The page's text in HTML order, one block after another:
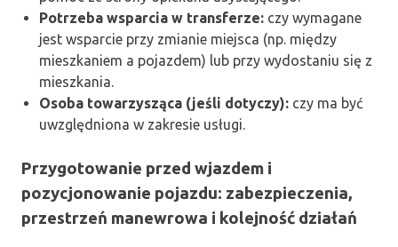
Potrzeba wsparcia w transferze: czy wymagane
jest wsparcie przy zmianie miejsca (np. między
mieszkaniem a pojazdem) lub przy wydostaniu się z
mieszkania.
Osoba towarzysząca (jeśli dotyczy): czy ma być
uwzględniona w zakresie usługi.
Przygotowanie przed wjazdem i
pozycjonowanie pojazdu: zabezpieczenia,
przestrzeń manewrowa i kolejność działań